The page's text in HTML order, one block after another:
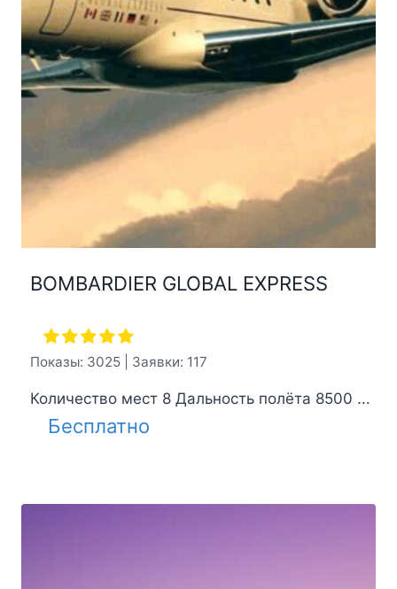
BOMBARDIER GLOBAL EXPRESS
Показы: 3025 | Заявки: 117
Количество мест 8 Дальность полёта 8500 ...
Бесплатно